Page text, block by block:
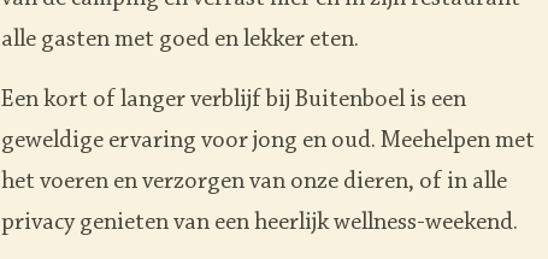
alle gasten met goed en lekker eten.
Een kort of langer verblijf bij Buitenboel is een
geweldige ervaring voor jong en oud. Meehelpen met
het voeren en verzorgen van onze dieren, of in alle
privacy genieten van een heerlijk wellness-weekend.